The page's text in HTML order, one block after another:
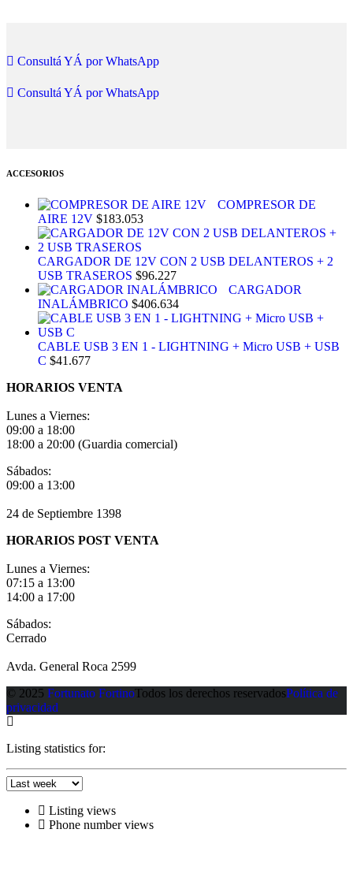
Consultá YÁ por WhatsApp
Consultá YÁ por WhatsApp
ACCESORIOS
COMPRESOR DE
AIRE 12V $183.053
CARGADOR DE 12V CON 2 USB DELANTEROS + 2
USB TRASEROS $96.227
CARGADOR
INALÁMBRICO $406.634
CABLE USB 3 EN 1 - LIGHTNING + Micro USB + USB
C $41.677
HORARIOS VENTA
Lunes a Viernes:
09:00 a 18:00
18:00 a 20:00 (Guardia comercial)
Sábados:
09:00 a 13:00
24 de Septiembre 1398
HORARIOS POST VENTA
Lunes a Viernes:
07:15 a 13:00
14:00 a 17:00
Sábados:
Cerrado
Avda. General Roca 2599
© 2025 Fortunato FortinoTodos los derechos reservadosPolítica de
privacidad
Listing statistics for:
Listing views
Phone number views